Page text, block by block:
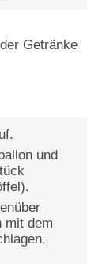
Getränke
und
mit dem